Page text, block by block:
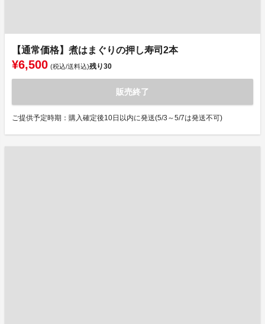
【通常価格】煮はまぐりの押し寿司2本
¥6,500 (税込/送料込)残り30
販売終了
ご提供予定時期：購入確定後10日以内に発送(5/3～5/7は発送不可)